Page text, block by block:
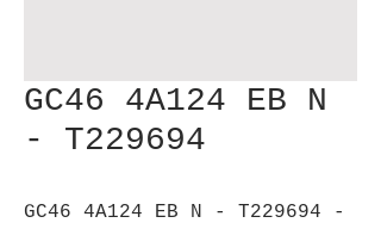
GC46 4A124 EB N
- T229694
GC46 4A124 EB N - T229694 -